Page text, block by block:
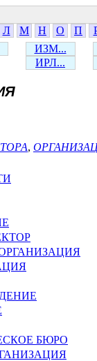
Л М Н О П
ИЗМ...
ИРЛ...
,
БЮРО